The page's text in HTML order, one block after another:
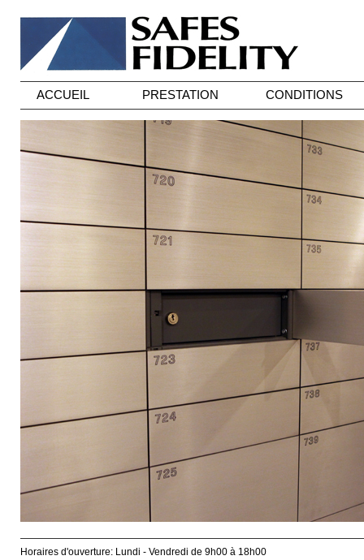
ACCUEIL PRESTATION CONDITIONS
Horaires d'ouverture: Lundi - Vendredi de 9h00 à 18h00